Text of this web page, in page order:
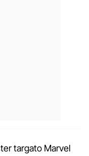
targato Marvel